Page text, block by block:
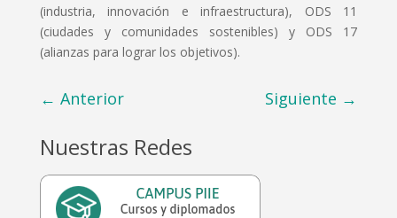
(industria, innovación e infraestructura), ODS 11
(ciudades y comunidades sostenibles) y ODS 17
(alianzas para lograr los objetivos).
← Anterior Siguiente →
Nuestras Redes